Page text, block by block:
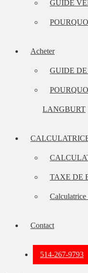
GUIDE
Acheter
GUIDE DE
LANGBURT
TAXE DE
Calculatrice
Contact
514-267-9793